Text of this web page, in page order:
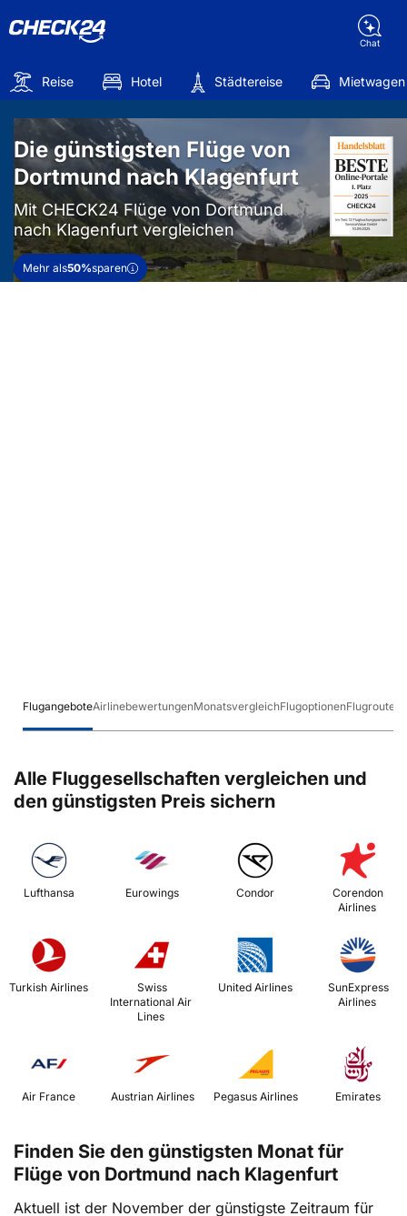
Chat
Reise Hotel Städtereise Mietwagen
Die günstigsten Flüge von
Dortmund nach Klagenfurt
Mit CHECK24 Flüge von Dortmund
nach Klagenfurt vergleichen
Mehr als50%sparen
FlugangeboteAirlinebewertungenMonatsvergleichFlugoptionenFlugrouten
Alle Fluggesellschaften vergleichen und
den günstigsten Preis sichern
Lufthansa Eurowings Condor
Corendon
Airlines
Turkish Airlines
International Air
Lines
United Airlines
Airlines
Air France Austrian Airlines Emirates
Finden Sie den günstigsten Monat für
Flüge von Dortmund nach Klagenfurt
Aktuell ist der November der günstigste Zeitraum für